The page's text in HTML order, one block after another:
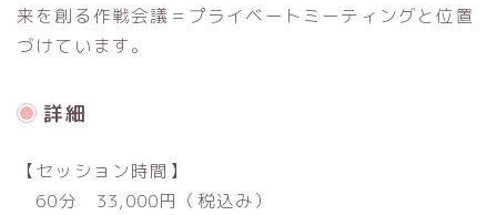
来を創る作戦会議＝プライベートミーティングと位置
づけています。
詳細
【セッション時間】
60分 33,000円（税込み）